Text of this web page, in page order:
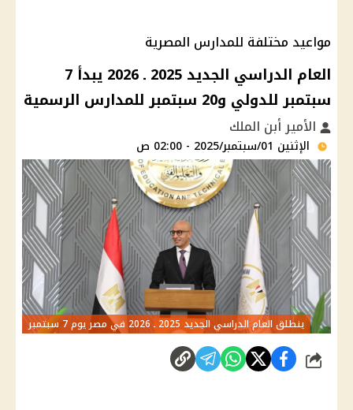
مواعيد مختلفة للمدارس المصرية
العام الدراسي الجديد 2025 ـ 2026 يبدأ 7
سبتمبر للدولي و20 سبتمبر للمدارس الرسمية
الأمير أبن الملك
الإثنين 01/سبتمبر/2025 - 02:00 ص
ينطلق العام الدراسي الجديد 2025 ـ 2026 في مصر يوم 7 سبتمبر
شارك